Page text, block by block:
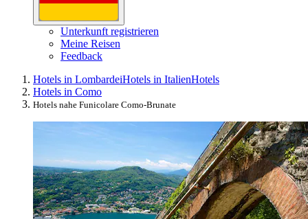
Unterkunft registrieren
Meine Reisen
Feedback
Hotels in LombardeiHotels in ItalienHotels
Hotels in Como
Hotels nahe Funicolare Como-Brunate